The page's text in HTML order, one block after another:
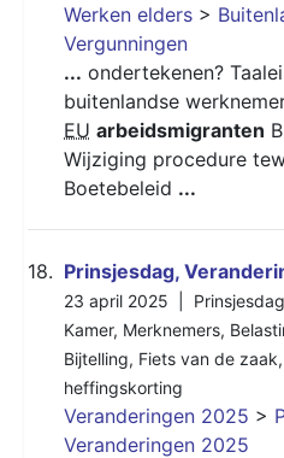
Werken elders >
Vergunningen
... ondertekenen?
buitenlandse
EU arbeidsmigranten
Wijziging procedure
Boetebeleid ...
18. Prinsjesdag,
23 april 2025 | Prinsjesdag
Kamer, Merknemers,
Bijtelling, Fiets van de zaak,
heffingskorting
Veranderingen 2025 >
Veranderingen 2025